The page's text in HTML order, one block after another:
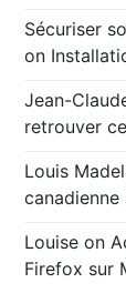
Sécuriser
on
Jean-
retrouver
Louis
Louise on
Firefox sur